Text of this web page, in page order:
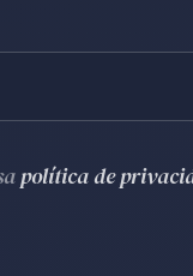
política de